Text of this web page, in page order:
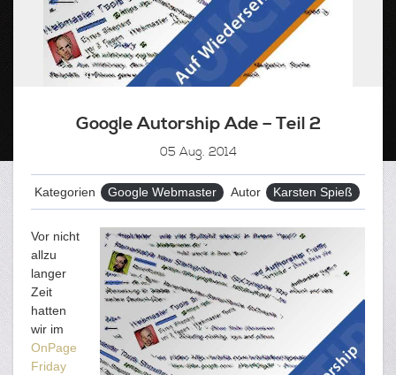
Google Autorship Ade – Teil 2
05 Aug. 2014
Kategorien Google Webmaster Autor Karsten Spieß
Vor nicht
allzu
langer
Zeit
hatten
wir im
OnPage
Friday